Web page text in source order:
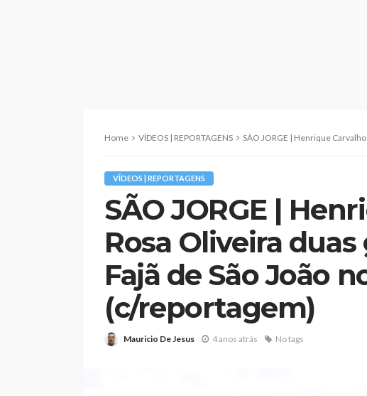
Home VÍDEOS | REPORTAGENS SÃO JORGE | Henrique Carvalho e Rosa Oliveira duas gerações
VÍDEOS | REPORTAGENS
SÃO JORGE |
Rosa Oliveira
Fajã de São João
(c/reportagem)
Mauricio De Jesus 4 anos atrás No tags